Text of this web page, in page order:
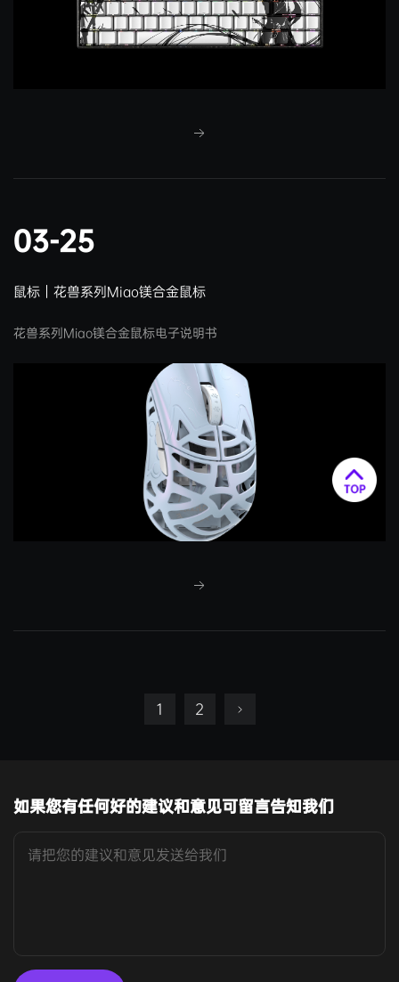
03-25
鼠标｜花兽系列Miao镁合金鼠标
花兽系列Miao镁合金鼠标电子说明书
1 2
如果您有任何好的建议和意见可留言告知我们